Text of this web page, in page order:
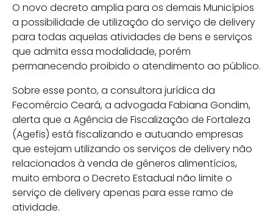
O novo decreto amplia para os demais Municípios
a possibilidade de utilização do serviço de delivery
para todas aquelas atividades de bens e serviços
que admita essa modalidade, porém
permanecendo proibido o atendimento ao público.
Sobre esse ponto, a consultora jurídica da
Fecomércio Ceará, a advogada Fabiana Gondim,
alerta que a Agência de Fiscalização de Fortaleza
(Agefis) está fiscalizando e autuando empresas
que estejam utilizando os serviços de delivery não
relacionados à venda de gêneros alimentícios,
muito embora o Decreto Estadual não limite o
serviço de delivery apenas para esse ramo de
atividade.